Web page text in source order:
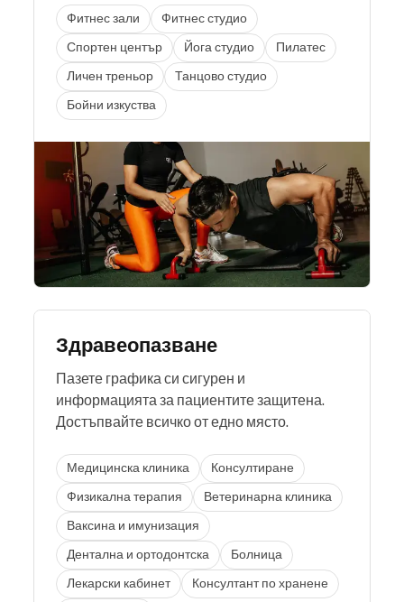
Фитнес зали
Фитнес студио
Спортен център
Йога студио
Пилатес
Личен треньор
Танцово студио
Бойни изкуства
Здравеопазване
Пазете графика си сигурен и
информацията за пациентите защитена.
Достъпвайте всичко от едно място.
Медицинска клиника
Консултиране
Физикална терапия
Ветеринарна клиника
Ваксина и имунизация
Дентална и ортодонтска
Болница
Лекарски кабинет
Консултант по хранене